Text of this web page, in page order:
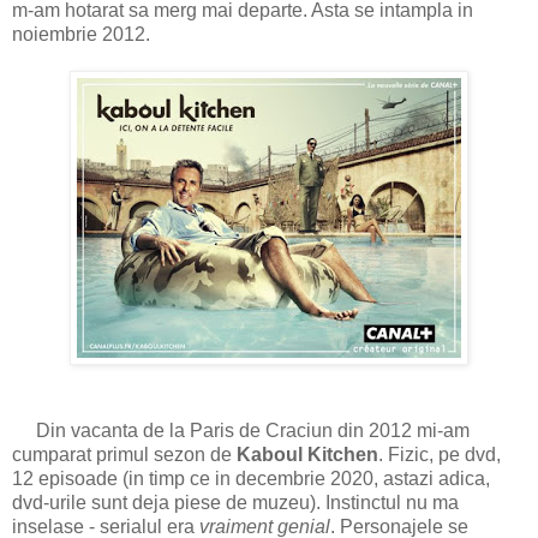
m-am hotarat sa merg mai departe. Asta se intampla in
noiembrie 2012.
Din vacanta de la Paris de Craciun din 2012 mi-am
cumparat primul sezon de Kaboul Kitchen. Fizic, pe dvd,
12 episoade (in timp ce in decembrie 2020, astazi adica,
dvd-urile sunt deja piese de muzeu). Instinctul nu ma
inselase - serialul era vraiment genial. Personajele se